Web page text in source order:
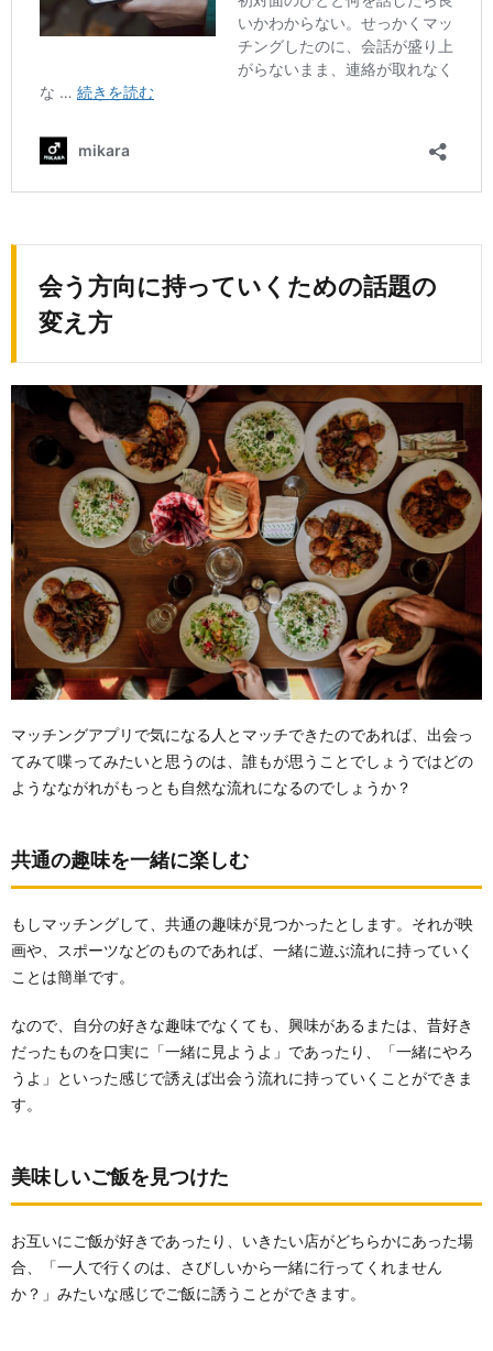
会う方向に持っていくための話題の
変え方
マッチングアプリで気になる人とマッチできたのであれば、出会っ
てみて喋ってみたいと思うのは、誰もが思うことでしょうではどの
ようなながれがもっとも自然な流れになるのでしょうか？
共通の趣味を一緒に楽しむ
もしマッチングして、共通の趣味が見つかったとします。それが映
画や、スポーツなどのものであれば、一緒に遊ぶ流れに持っていく
ことは簡単です。
なので、自分の好きな趣味でなくても、興味があるまたは、昔好き
だったものを口実に「一緒に見ようよ」であったり、「一緒にやろ
うよ」といった感じで誘えば出会う流れに持っていくことができま
す。
美味しいご飯を見つけた
お互いにご飯が好きであったり、いきたい店がどちらかにあった場
合、「一人で行くのは、さびしいから一緒に行ってくれません
か？」みたいな感じでご飯に誘うことができます。